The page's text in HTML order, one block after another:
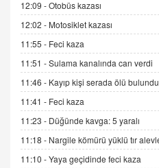
11.12.2024 12:30
DR. EKREM
Gerçek Ne, Algı
Cümlesinin
19.07.2025 12:45
GÖNÜL MENEKŞE
Şifacının Yolu
04.11.2025 12:56
12:09 -Otobüs kazası
12:02 - Motosiklet kazası
11:55 - Feci kaza
11:51 -Sulama kanalında can verdi
11:46 - Kayıp kişi serada ölü bulundu
11:41 - Feci kaza
11:23 - Düğünde kavga: 5 yaralı
11:18 - Nargile kömürü yüklü tır
11:10 -Yaya geçidinde feci kaza